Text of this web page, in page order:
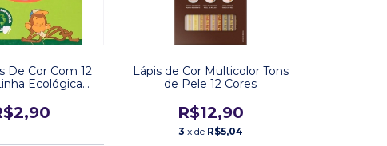
De Cor Com 12
Ecológica
Lápis de Cor Multicolor Tons
de Pele 12 Cores
R$12,90
3 x de R$5,04